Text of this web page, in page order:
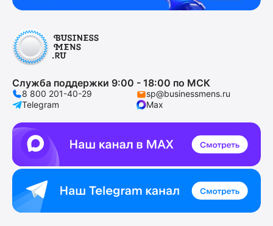
Служба поддержки 9:00 - 18:00 по МСК
8 800 201-40-29
sp@businessmens.ru
Telegram
Max